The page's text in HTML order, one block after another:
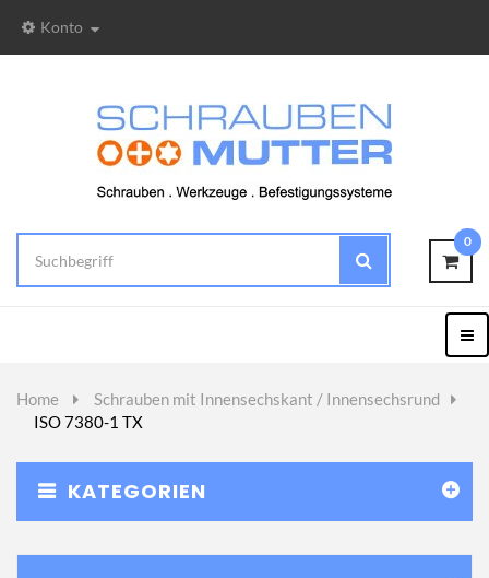
Konto
0
Home >
Schrauben mit Innensechskant / Innensechsrund
ISO 7380-1 TX
KATEGORIEN